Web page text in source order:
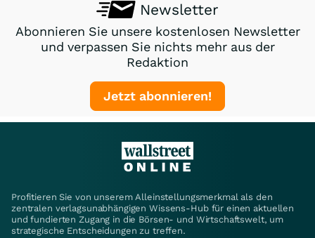
Newsletter
Abonnieren Sie unsere kostenlosen Newsletter
und verpassen Sie nichts mehr aus der
Redaktion
Jetzt abonnieren!
Profitieren Sie von unserem Alleinstellungsmerkmal als den
zentralen verlagsunabhängigen Wissens-Hub für einen aktuellen
und fundierten Zugang in die Börsen- und Wirtschaftswelt, um
strategische Entscheidungen zu treffen.